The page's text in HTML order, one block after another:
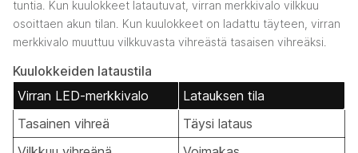
tuntia. Kun kuulokkeet latautuvat, virran merkkivalo vilkkuu
osoittaen akun tilan. Kun kuulokkeet on ladattu täyteen, virran
merkkivalo muuttuu vilkkuvasta vihreästä tasaisen vihreäksi.
Kuulokkeiden lataustila
Virran LED-merkkivalo
Latauksen tila
Tasainen vihreä
Täysi lataus